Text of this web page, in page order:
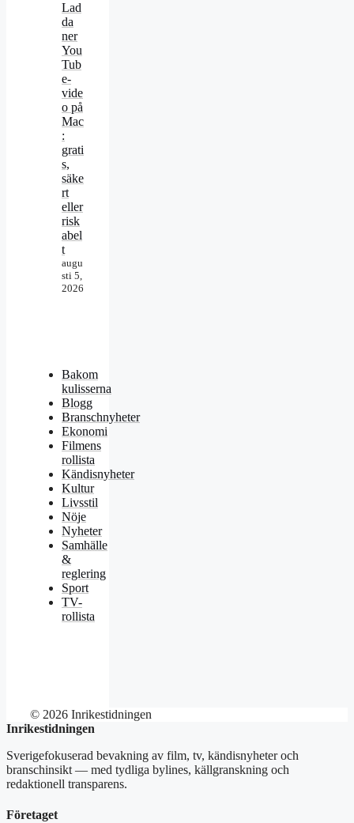
Lad
da
ner
You
Tub
e-
vide
o på
Mac
:
grati
s,
säke
rt
eller
risk
abel
t
augu
sti 5,
2026
Bakom
kulisserna
Blogg
Branschnyheter
Ekonomi
Filmens
rollista
Kändisnyheter
Kultur
Livsstil
Nöje
Nyheter
Samhälle
&
reglering
Sport
TV-
rollista
© 2026 Inrikestidningen
Inrikestidningen
Sverigefokuserad bevakning av film, tv, kändisnyheter och
branschinsikt — med tydliga bylines, källgranskning och
redaktionell transparens.
Företaget